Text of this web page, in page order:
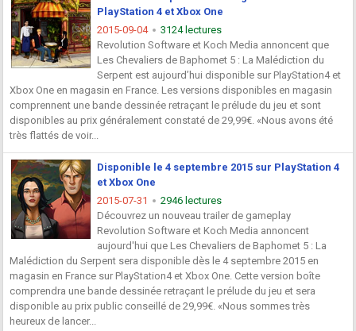
PlayStation 4 et Xbox One
2015-09-04
3124 lectures
Revolution Software et Koch Media annoncent que
Les Chevaliers de Baphomet 5 : La Malédiction du
Serpent est aujourd’hui disponible sur PlayStation4 et
Xbox One en magasin en France. Les versions disponibles en magasin
comprennent une bande dessinée retraçant le prélude du jeu et sont
disponibles au prix généralement constaté de 29,99€. «Nous avons été
très flattés de voir...
Disponible le 4 septembre 2015 sur PlayStation 4
et Xbox One
2015-07-31
2946 lectures
Découvrez un nouveau trailer de gameplay
Revolution Software et Koch Media annoncent
aujourd'hui que Les Chevaliers de Baphomet 5 : La
Malédiction du Serpent sera disponible dès le 4 septembre 2015 en
magasin en France sur PlayStation4 et Xbox One. Cette version boîte
comprendra une bande dessinée retraçant le prélude du jeu et sera
disponible au prix public conseillé de 29,99€. «Nous sommes très
heureux de lancer...